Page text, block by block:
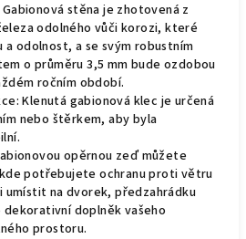
stěna je zhotovená z
odolného vůči korozi, které
odolnost, a se svým robustním
o průměru 3,5 mm bude ozdobou
ročním období.
Klenutá gabionová klec je určená
nebo štěrkem, aby byla
opěrnou zeď můžete
potřebujete ochranu proti větru
umístit na dvorek, předzahrádku
doplněk vašeho
prostoru.